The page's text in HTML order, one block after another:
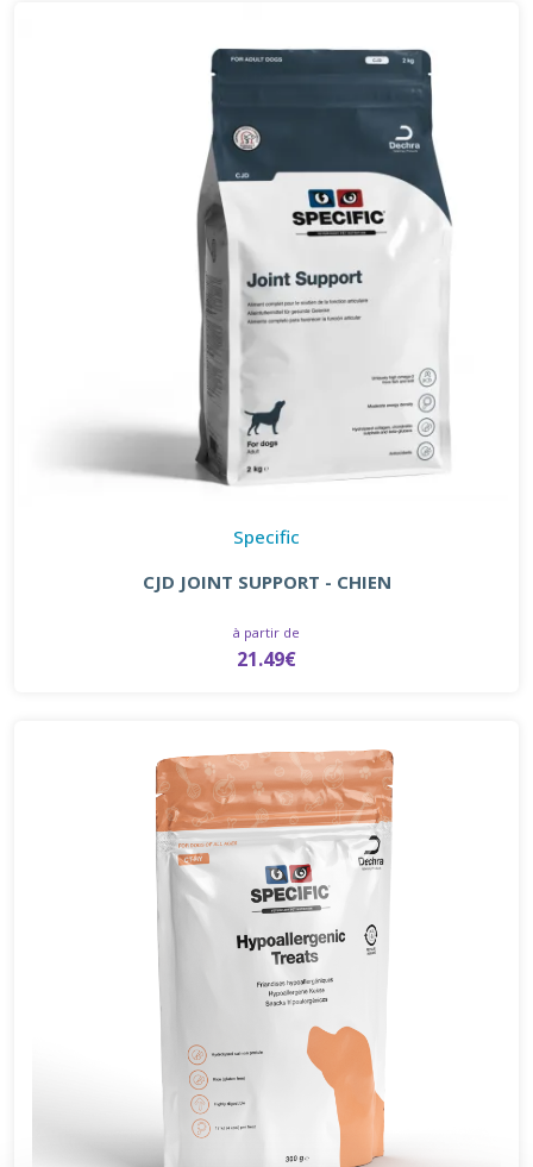
Specific
CJD JOINT SUPPORT - CHIEN
à partir de
21.49€